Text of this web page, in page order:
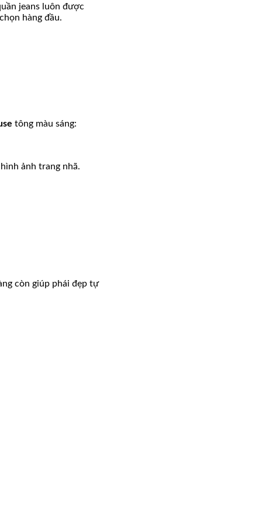
jeans luôn được
hàng đầu.
tông màu sáng:
ảnh trang nhã.
còn giúp phái đẹp tự